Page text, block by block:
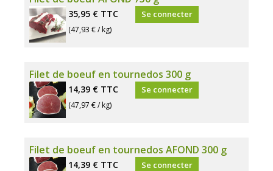
35,95 € TTC
(47,93 € / kg)
Se connecter
Filet de boeuf en tournedos 300 g
14,39 € TTC
(47,97 € / kg)
Se connecter
Filet de boeuf en tournedos AFOND 300 g
14,39 € TTC Se connecter